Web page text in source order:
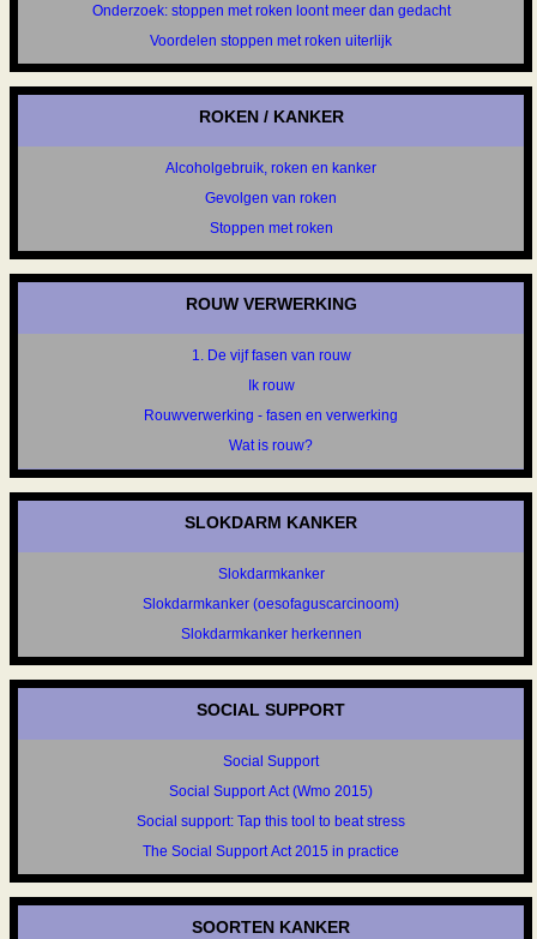
Onderzoek: stoppen met roken loont meer dan gedacht
Voordelen stoppen met roken uiterlijk
ROKEN / KANKER
Alcoholgebruik, roken en kanker
Gevolgen van roken
Stoppen met roken
ROUW VERWERKING
1. De vijf fasen van rouw
Ik rouw
Rouwverwerking - fasen en verwerking
Wat is rouw?
SLOKDARM KANKER
Slokdarmkanker
Slokdarmkanker (oesofaguscarcinoom)
Slokdarmkanker herkennen
SOCIAL SUPPORT
Social Support
Social Support Act (Wmo 2015)
Social support: Tap this tool to beat stress
The Social Support Act 2015 in practice
SOORTEN KANKER